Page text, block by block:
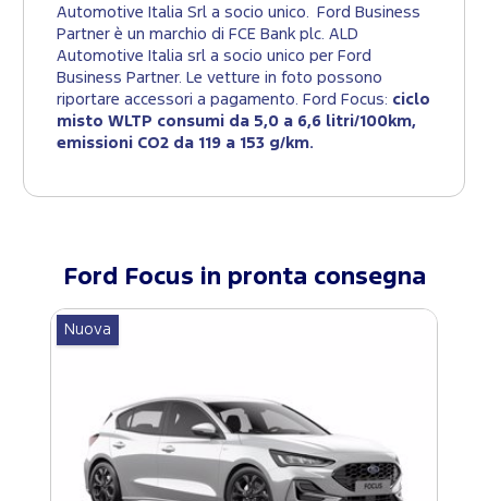
Automotive Italia Srl a socio unico. Ford Business
Partner è un marchio di FCE Bank plc. ALD
Automotive Italia srl a socio unico per Ford
Business Partner. Le vetture in foto possono
riportare accessori a pagamento. Ford Focus: ciclo
misto WLTP consumi da 5,0 a 6,6 litri/100km,
emissioni CO2 da 119 a 153 g/km.
Ford Focus in pronta consegna
Nuova